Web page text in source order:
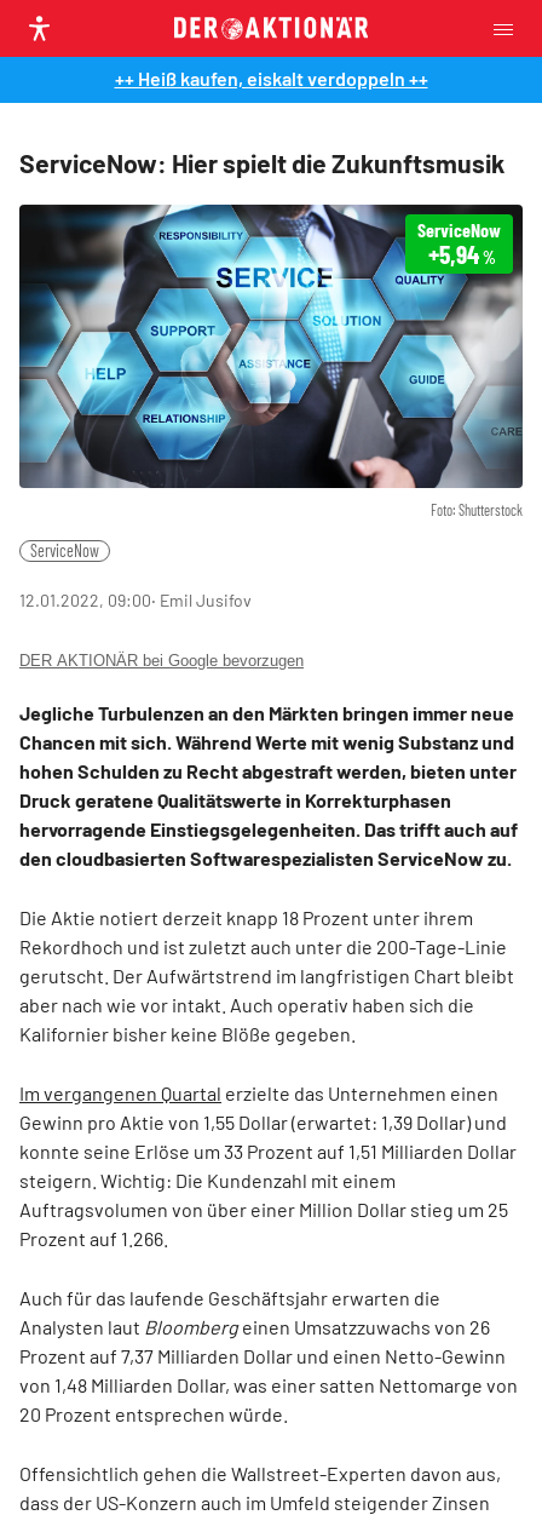
++ Heiß kaufen, eiskalt verdoppeln ++
ServiceNow: Hier spielt die Zukunftsmusik
Foto: Shutterstock
ServiceNow
+5,94 %
ServiceNow
12.01.2022, 09:00‧ Emil Jusifov
DER AKTIONÄR bei Google bevorzugen
Jegliche Turbulenzen an den Märkten bringen immer neue
Chancen mit sich. Während Werte mit wenig Substanz und
hohen Schulden zu Recht abgestraft werden, bieten unter
Druck geratene Qualitätswerte in Korrekturphasen
hervorragende Einstiegsgelegenheiten. Das trifft auch auf
den cloudbasierten Softwarespezialisten ServiceNow zu.
Die Aktie notiert derzeit knapp 18 Prozent unter ihrem
Rekordhoch und ist zuletzt auch unter die 200-Tage-Linie
gerutscht. Der Aufwärtstrend im langfristigen Chart bleibt
aber nach wie vor intakt. Auch operativ haben sich die
Kalifornier bisher keine Blöße gegeben.
Im vergangenen Quartal erzielte das Unternehmen einen
Gewinn pro Aktie von 1,55 Dollar (erwartet: 1,39 Dollar) und
konnte seine Erlöse um 33 Prozent auf 1,51 Milliarden Dollar
steigern. Wichtig: Die Kundenzahl mit einem
Auftragsvolumen von über einer Million Dollar stieg um 25
Prozent auf 1.266.
Auch für das laufende Geschäftsjahr erwarten die
Analysten laut Bloombergeinen Umsatzzuwachs von 26
Prozent auf 7,37 Milliarden Dollar und einen Netto-Gewinn
von 1,48 Milliarden Dollar, was einer satten Nettomarge von
20 Prozent entsprechen würde.
Offensichtlich gehen die Wallstreet-Experten davon aus,
dass der US-Konzern auch im Umfeld steigender Zinsen